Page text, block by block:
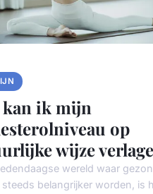
kan ik mijn
op
wijze
wereld waar
steeds belangrijker worden, is